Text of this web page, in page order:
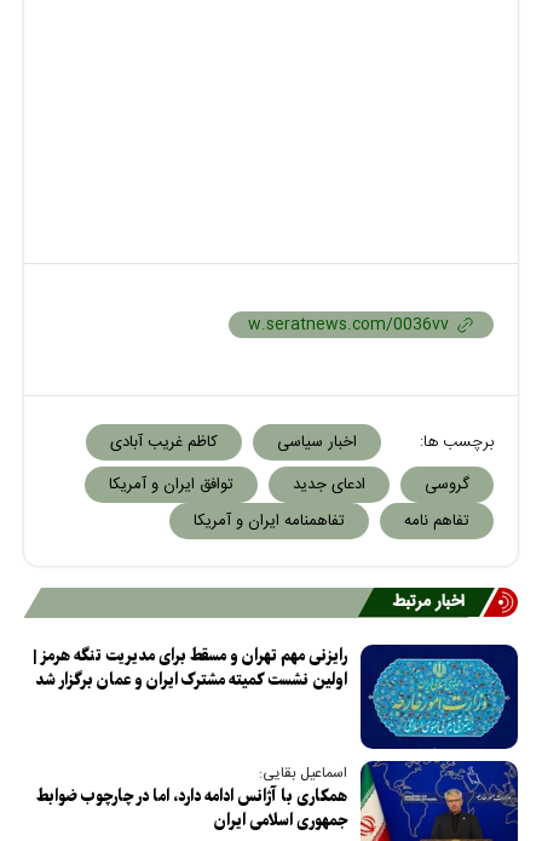
برچسب ها: اخبار سیاسی
کاظم غریب آبادی
گروسی
ادعای جدید
توافق ایران و آمریکا
تفاهم نامه
تفاهمنامه ایران و آمریکا
اخبار مرتبط
رایزنی مهم تهران و مسقط برای مدیریت تنگه هرمز |
اولین نشست کمیته مشترک ایران و عمان برگزار شد
اسماعیل بقایی:
همکاری با آژانس ادامه دارد، اما در چارچوب ضوابط
جمهوری اسلامی ایران